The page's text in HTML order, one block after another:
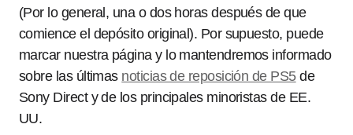
(Por lo general, una o dos horas después de que
comience el depósito original). Por supuesto, puede
marcar nuestra página y lo mantendremos informado
sobre las últimas noticias de reposición de PS5de
Sony Direct y de los principales minoristas de EE.
UU.